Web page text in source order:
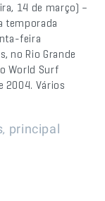
14 de março) –
temporada
feira
no Rio Grande
World Surf
2004. Vários
, principal